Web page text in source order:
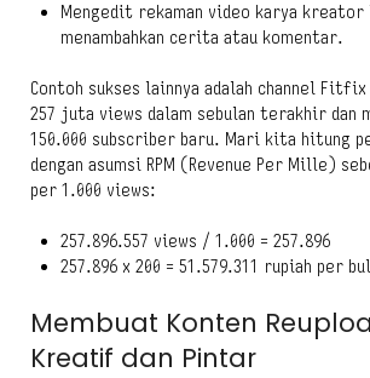
Mengedit rekaman video karya kreator
menambahkan cerita atau komentar.
Contoh sukses lainnya adalah channel Fitfix
257 juta views dalam sebulan terakhir dan
150.000 subscriber baru. Mari kita hitung
dengan asumsi RPM (Revenue Per Mille)
per 1.000 views:
257.896.557 views / 1.000 = 257.896
257.896 x 200 = 51.579.311 rupiah per
Membuat Konten
Kreatif dan Pintar